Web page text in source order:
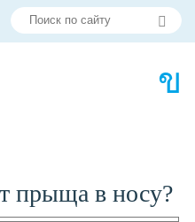
прыща в носу?